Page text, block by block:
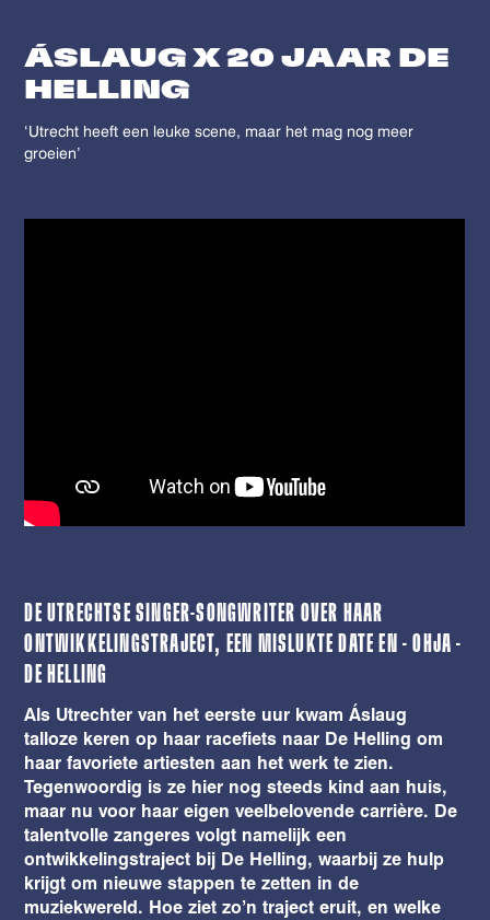
ÁSLAUG X 20 JAAR DE
HELLING
‘Utrecht heeft een leuke scene, maar het mag nog meer
groeien’
DE UTRECHTSE SINGER-SONGWRITER OVER HAAR
ONTWIKKELINGSTRAJECT, EEN MISLUKTE DATE EN – OHJA –
DE HELLING
Als Utrechter van het eerste uur kwam Áslaug
talloze keren op haar racefiets naar De Helling om
haar favoriete artiesten aan het werk te zien.
Tegenwoordig is ze hier nog steeds kind aan huis,
maar nu voor haar eigen veelbelovende carrière. De
talentvolle zangeres volgt namelijk een
ontwikkelingstraject bij De Helling, waarbij ze hulp
krijgt om nieuwe stappen te zetten in de
muziekwereld. Hoe ziet zo’n traject eruit, en welke